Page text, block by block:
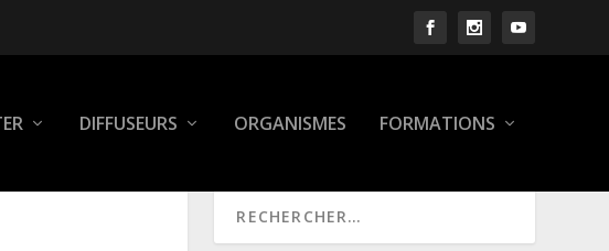
DIFFUSEURS ORGANISMES FORMATIONS